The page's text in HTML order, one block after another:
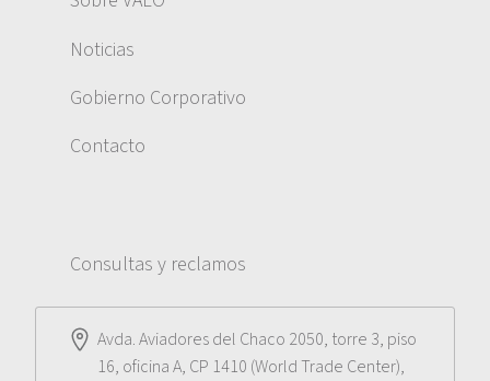
Noticias
Gobierno Corporativo
Contacto
Consultas y reclamos
Avda. Aviadores del Chaco 2050, torre 3, piso
16, oficina A, CP 1410 (World Trade Center),